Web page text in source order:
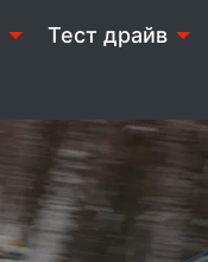
Тест драйв